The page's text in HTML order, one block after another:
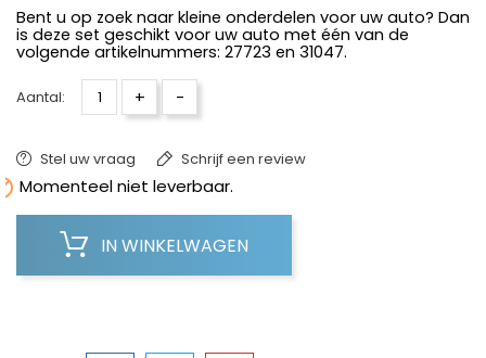
Bent u op zoek naar kleine onderdelen voor uw auto? Dan
is deze set geschikt voor uw auto met één van de
volgende artikelnummers: 27723 en 31047.
Aantal: + -
Stel uw vraag Schrijf een review
Momenteel niet leverbaar.
IN WINKELWAGEN